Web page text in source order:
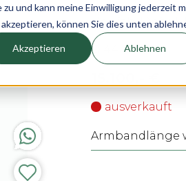
und kann meine Einwilligung jederzeit
können Sie dies unten
Akzeptieren Ablehnen
Zenith Defy
Ø 44 mm
ausverkauft
Armbandlänge